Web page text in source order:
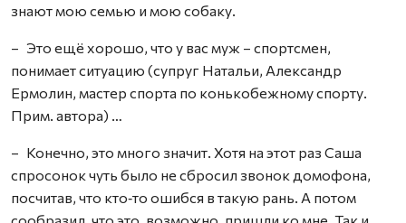
знают мою семью и мою собаку.
– Это ещё хорошо, что у вас муж – спортсмен,
понимает ситуацию (супруг Натальи, Александр
Ермолин, мастер спорта по конькобежному спорту.
Прим. автора) …
– Конечно, это много значит. Хотя на этот раз Саша
спросонок чуть было не сбросил звонок домофона,
посчитав, что кто‑то ошибся в такую рань. А потом
сообразил, что это, возможно, пришли ко мне. Так и